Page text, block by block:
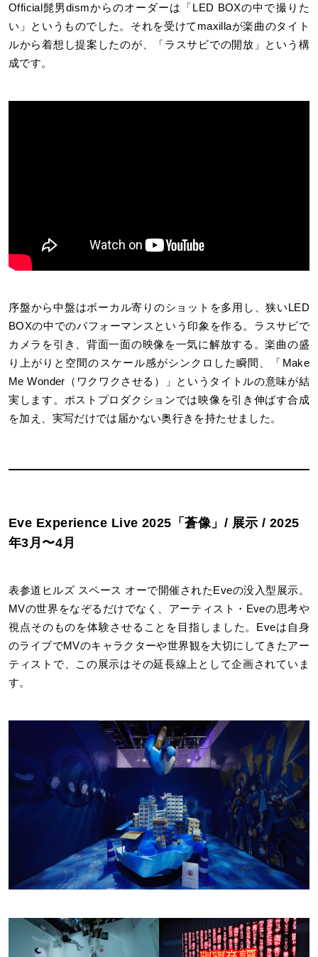
Official髭男dismからのオーダーは「LED BOXの中で撮りた
い」というものでした。それを受けてmaxillaが楽曲のタイト
ルから着想し提案したのが、「ラスサビでの開放」という構
成です。
序盤から中盤はボーカル寄りのショットを多用し、狭いLED
BOXの中でのパフォーマンスという印象を作る。ラスサビで
カメラを引き、背面一面の映像を一気に解放する。楽曲の盛
り上がりと空間のスケール感がシンクロした瞬間、「Make
Me Wonder（ワクワクさせる）」というタイトルの意味が結
実します。ポストプロダクションでは映像を引き伸ばす合成
を加え、実写だけでは届かない奥行きを持たせました。
Eve Experience Live 2025「蒼像」/ 展示 / 2025
年3月〜4月
表参道ヒルズ スペース オーで開催されたEveの没入型展示。
MVの世界をなぞるだけでなく、アーティスト・Eveの思考や
視点そのものを体験させることを目指しました。Eveは自身
のライブでMVのキャラクターや世界観を大切にしてきたアー
ティストで、この展示はその延長線上として企画されていま
す。